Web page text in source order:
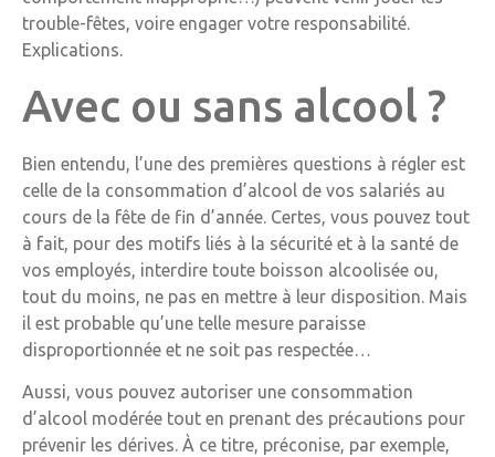
trouble-fêtes, voire engager votre responsabilité.
Explications.
Avec ou sans alcool ?
Bien entendu, l’une des premières questions à régler est
celle de la consommation d’alcool de vos salariés au
cours de la fête de fin d’année. Certes, vous pouvez tout
à fait, pour des motifs liés à la sécurité et à la santé de
vos employés, interdire toute boisson alcoolisée ou,
tout du moins, ne pas en mettre à leur disposition. Mais
il est probable qu’une telle mesure paraisse
disproportionnée et ne soit pas respectée…
Aussi, vous pouvez autoriser une consommation
d’alcool modérée tout en prenant des précautions pour
prévenir les dérives. À ce titre, préconise, par exemple,